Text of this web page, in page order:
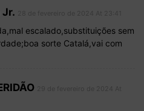
escalado,substituições sem
sorte Catalá,vai com